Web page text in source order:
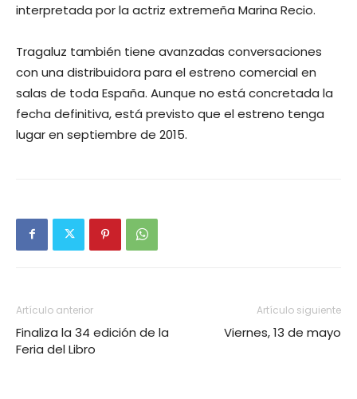
interpretada por la actriz extremeña Marina Recio.
Tragaluz también tiene avanzadas conversaciones
con una distribuidora para el estreno comercial en
salas de toda España. Aunque no está concretada la
fecha definitiva, está previsto que el estreno tenga
lugar en septiembre de 2015.
Artículo anterior
Finaliza la 34 edición de la
Feria del Libro
Artículo siguiente
Viernes, 13 de mayo